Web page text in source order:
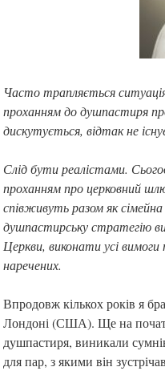
Часто трапляється
проханням до душпастиря
дискутується, відтак не
Слід бути реалістами.
проханням про церковний
співживуть разом як
душпастирську стратегію
Церкви, виконати усі
наречених.
Впродовж кількох років я
Лондоні (США). Ще на
душпастиря, виникали
для пар, з якими він